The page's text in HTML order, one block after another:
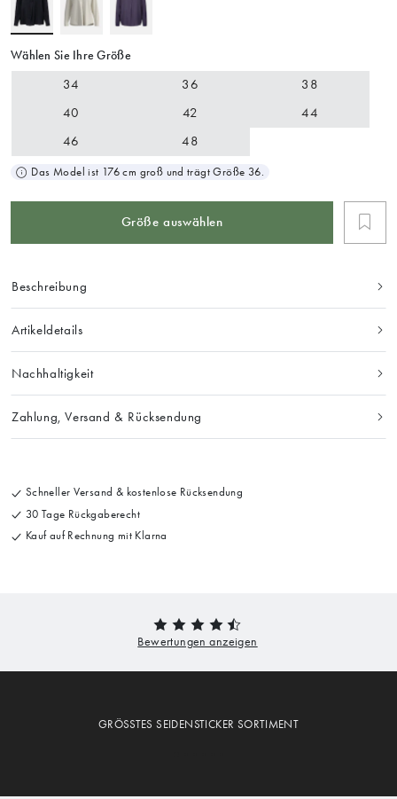
Wählen Sie Ihre Größe
34 36
38
40
42
44
46
48
Das Model ist 176 cm groß und trägt Größe 36.
Größe auswählen
Beschreibung
Artikeldetails
Nachhaltigkeit
Zahlung, Versand & Rücksendung
Schneller Versand & kostenlose Rücksendung
30 Tage Rückgaberecht
Kauf auf Rechnung mit Klarna
GRÖSSTES SEIDENSTICKER SORTIMENT